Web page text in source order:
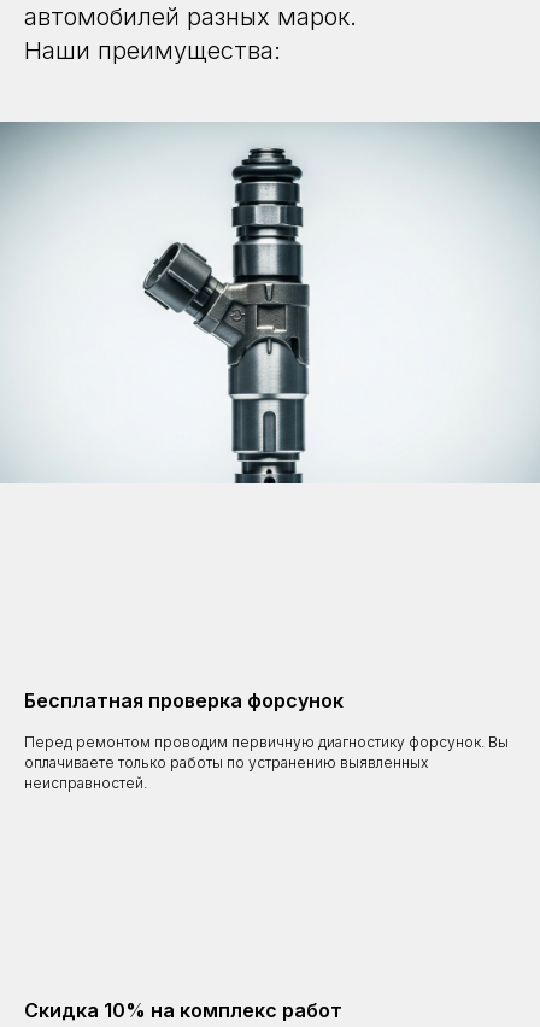
автомобилей разных марок.
Наши преимущества:
Бесплатная проверка форсунок
Перед ремонтом проводим первичную диагностику форсунок. Вы
оплачиваете только работы по устранению выявленных
неисправностей.
Скидка 10% на комплекс работ